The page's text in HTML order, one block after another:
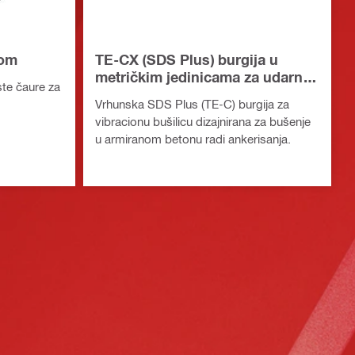
čaure za
TE-CX (SDS Plus) burgija u
metričkim jedinicama za udarnu
Vrhunska SDS Plus (TE-C) burgija za
vibracionu bušilicu dizajnirana za bušenje
u armiranom betonu radi ankerisanja.